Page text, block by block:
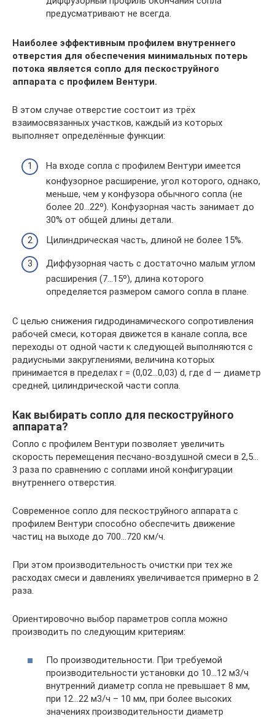
предусматривают не всегда.
Наиболее эффективным профилем внутреннего
отверстия для обеспечения минимальных потерь
потока является сопло для пескоструйного
аппарата с профилем Вентури.
В этом случае отверстие состоит из трёх
взаимосвязанных участков, каждый из которых
выполняет определённые функции:
На входе сопла с профилем Вентури имеется
конфузорное расширение, угол которого, однако,
меньше, чем у конфузора обычного сопла (не
более 20…22º). Конфузорная часть занимает до
30% от общей длины детали.
Цилиндрическая часть, длиной не более 15%.
Диффузорная часть с достаточно малым углом
расширения (7…15º), длина которого
определяется размером самого сопла в плане.
С целью снижения гидродинамического сопротивления
рабочей смеси, которая движется в канале сопла, все
переходы от одной части к следующей выполняются с
радиусными закруглениями, величина которых
принимается в пределах r = (0,02…0,03) d, где d — диаметр
средней, цилиндрической части сопла.
Как выбирать сопло для пескоструйного
аппарата?
Сопло с профилем Вентури позволяет увеличить
скорость перемещения песчано-воздушной смеси в 2,5…
3 раза по сравнению с соплами иной конфигурации
внутреннего отверстия.
Современное сопло для пескоструйного аппарата с
профилем Вентури способно обеспечить движение
частиц на выходе до 700…720 км/ч.
При этом производительность очистки при тех же
расходах смеси и давлениях увеличивается примерно в 2
раза.
Ориентировочно выбор параметров сопла можно
производить по следующим критериям:
По производительности. При требуемой
производительности установки до 10…12 м3/ч
внутренний диаметр сопла не превышает 8 мм,
при 12…22 м3/ч – 10 мм, при более высоких
значениях производительности диаметр